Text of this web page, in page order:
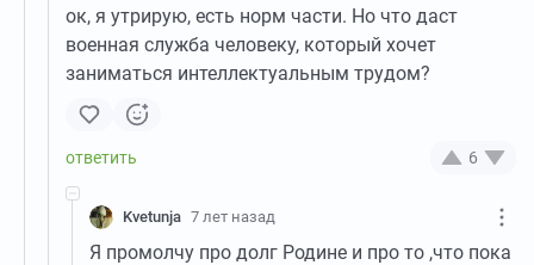
ок, я утрирую, есть норм части. Но что даст
военная служба человеку, который хочет
заниматься интеллектуальным трудом?
6
Kvetunja 7 лет назад
Я промолчу про долг Родине и про то ,что пока